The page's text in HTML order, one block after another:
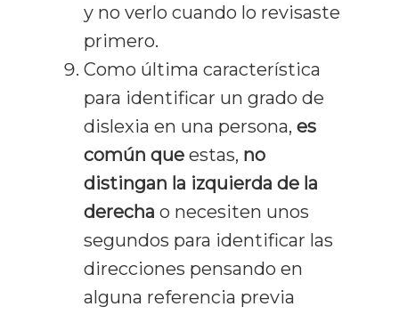
y no verlo cuando lo revisaste
primero.
Como última característica
para identificar un grado de
dislexia en una persona, es
común que estas, no
distingan la izquierda de la
derecha o necesiten unos
segundos para identificar las
direcciones pensando en
alguna referencia previa